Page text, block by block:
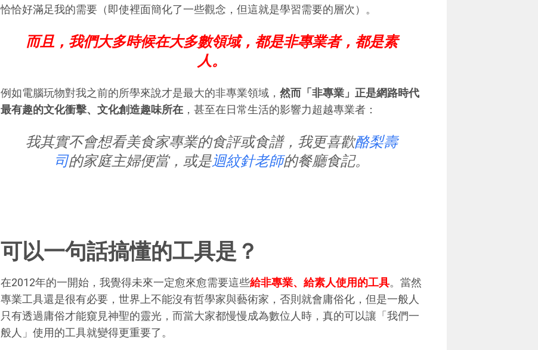
恰恰好滿足我的需要（即使裡面簡化了一些觀念，但這就是學習需要的層次）。
而且，我們大多時候在大多數領域，都是非專業者，都是素
人。
例如電腦玩物對我之前的所學來說才是最大的非專業領域， 然而「非專業」正是網路時代
最有趣的文化衝擊、文化創造趣味所在 ，甚至在日常生活的影響力超越專業者：
我其實不會想看美食家專業的食評或食譜，我更喜歡酪梨壽
司的家庭主婦便當，或是迴紋針老師的餐廳食記。
可以一句話搞懂的工具是？
在2012年的一開始，我覺得未來一定愈來愈需要這些給非專業、給素人使用的工具。當然
專業工具還是很有必要，世界上不能沒有哲學家與藝術家，否則就會庸俗化，但是一般人
只有透過庸俗才能窺見神聖的靈光，而當大家都慢慢成為數位人時，真的可以讓「我們一
般人」使用的工具就變得更重要了。